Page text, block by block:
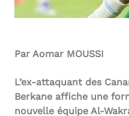
Par Aomar MOUSSI
L’ex-attaquant des
Berkane affiche une
nouvelle équipe Al-